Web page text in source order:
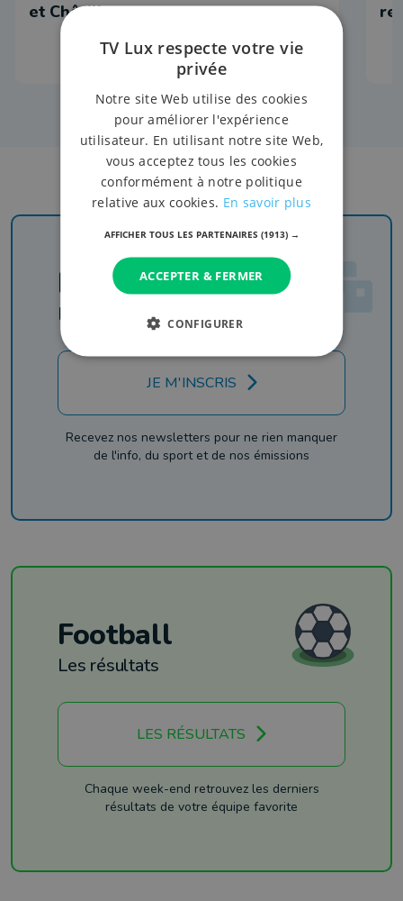
et Châtillon
Newsletter
Rejoignez-nous
JE M'INSCRIS
Recevez nos newsletters pour ne rien manquer
de l'info, du sport et de nos émissions
Football
Les résultats
LES RÉSULTATS
Chaque week-end retrouvez les derniers
résultats de votre équipe favorite
TV Lux respecte votre vie
privée
Notre site Web utilise des cookies
pour améliorer l'expérience
utilisateur. En utilisant notre site Web,
vous acceptez tous les cookies
conformément à notre politique
relative aux cookies. En savoir plus
AFFICHER TOUS LES PARTENAIRES (1913) →
ACCEPTER & FERMER
CONFIGURER